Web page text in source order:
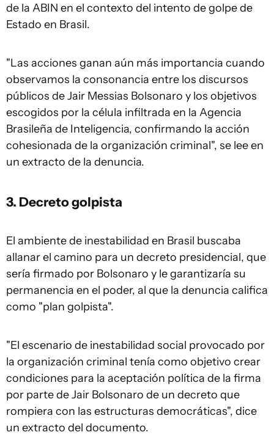
de la ABIN en el contexto del intento de golpe de
Estado en Brasil.
"Las acciones ganan aún más importancia cuando
observamos la consonancia entre los discursos
públicos de Jair Messias Bolsonaro y los objetivos
escogidos por la célula infiltrada en la Agencia
Brasileña de Inteligencia, confirmando la acción
cohesionada de la organización criminal", se lee en
un extracto de la denuncia.
3. Decreto golpista
El ambiente de inestabilidad en Brasil buscaba
allanar el camino para un decreto presidencial, que
sería firmado por Bolsonaro y le garantizaría su
permanencia en el poder, al que la denuncia califica
como "plan golpista".
"El escenario de inestabilidad social provocado por
la organización criminal tenía como objetivo crear
condiciones para la aceptación política de la firma
por parte de Jair Bolsonaro de un decreto que
rompiera con las estructuras democráticas", dice
un extracto del documento.